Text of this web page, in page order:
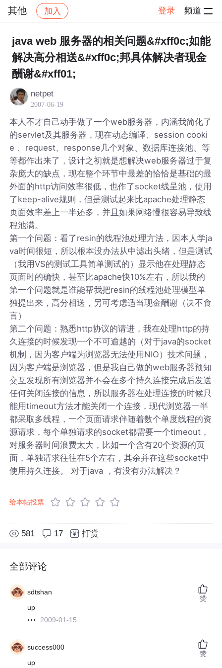
其他 加入 登录 频道
社区 其他 帖子详情
java web 服务器的相关问题&#xff0c;如能
解决高分相送&#xff0c;邦具体解决者现金
酬谢&#xff01;
netpet
2007-06-19
本人不才自己动手做了一个web服务器，内涵我简化了
的servlet及其服务器，现在动态编译、session cooki
e 、request、response几个对象、数据库连接池、等
等都作出来了，设计之初就是想解决web服务器过于复
杂庞大的缺点，现在整个环节中最差的恰恰是基础的最
外面的http访问效率很低，也作了socket线呈池，使用
了keep-alive规则，但是测试起来比apache处理静态
页面效率差上一半还多，并且如果网络慢很容易导致线
程池满。
第一个问题：看了resin的线程池处理方法，因本人学ja
va时间很短，所以根本没办法从中滤出头绪，但是测试
（我用VS的测试工具简单测试的）显示他在处理静态
页面时的确快，甚至比apache快10%左右，所以我的
第一个问题就是谁能帮我把resin的线程池处理模型单
独提出来，高分相送，另可考虑适当现金酬谢（决不食
言）
第二个问题：熟悉http协议的请进，我在处理http的持
久连接的时候发现一个不可逾越的（对于java的socket
机制，因为客户端为浏览器无法使用NIO）技术问题，
因为客户端是浏览器，但是我自己做的web服务器预知
交互发现所有浏览器并不会在多个持久连接完成后发送
任何关闭连接的信息，所以服务器在处理连接的时候只
能用timeout方法才能关闭一个连接，现代浏览器一半
都采取多线程，一个页面请求伴随着数个单度线程的资
源请求，每个单独请求的socket都需要一个timeout，
对服务器时间浪费太大，比如一个含有20个资源的页
面，单独请求往往在5个左右，其余并在这些socket中
使用持久连接。 对于java ，有没有办法解决？
给本帖投票
581 17 打赏
全部评论
sdtshan
up
2009-01-15
赞
success000
up
赞